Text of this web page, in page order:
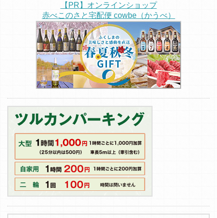
【PR】オンラインショップ
赤べこのさと宅配便 cowbe（かうべ）